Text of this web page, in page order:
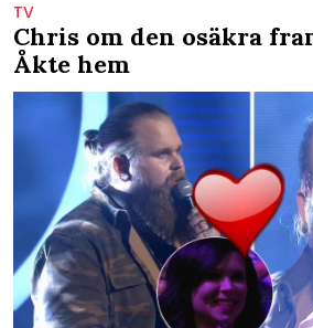
TV
Chris om den osäkra
Åkte hem